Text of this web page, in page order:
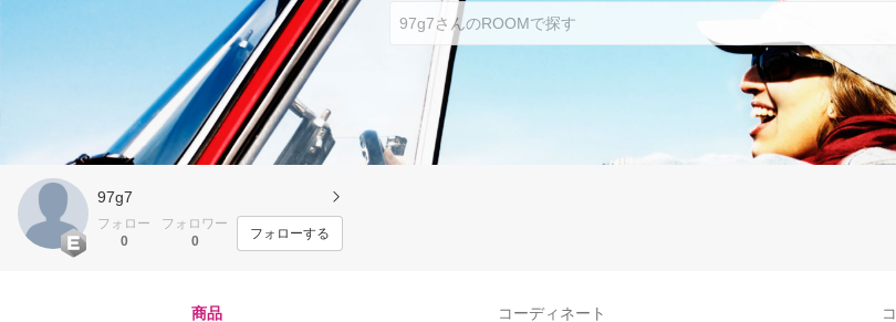
97g7
フォロー
0
フォロワー
0
フォローする
商品 コーディネート